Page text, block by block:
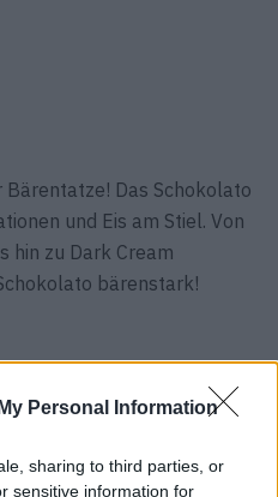
Personal Information
sharing to third parties, or
sensitive information for
Bärentatze! Das Schokolato
und Eis am Stiel. Von
hin zu Dark Cream
bärenstark!